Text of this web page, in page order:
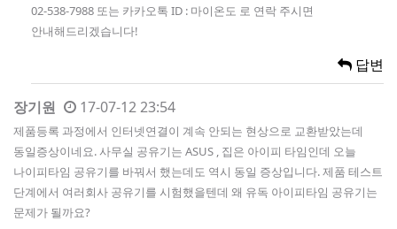
02-538-7988 또는 카카오톡 ID : 마이온도 로 연락 주시면
안내해드리겠습니다!
답변
장기원 17-07-12 23:54
제품등록 과정에서 인터넷연결이 계속 안되는 현상으로 교환받았는데
동일증상이네요. 사무실 공유기는 ASUS , 집은 아이피 타임인데 오늘
나이피타임 공유기를 바꿔서 했는데도 역시 동일 증상입니다. 제품 테스트
단계에서 여러회사 공유기를 시험했을텐데 왜 유독 아이피타임 공유기는
문제가 될까요?